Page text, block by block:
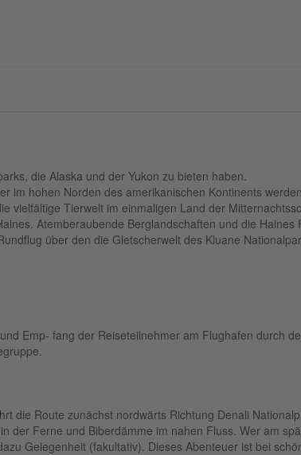
die Alaska und der Yukon zu bieten haben.
im hohen Norden des amerikanischen Kontinents
vielfältige Tierwelt im einmaligen Land der
Atemberaubende Berglandschaften und die Haines
über den die Gletscherwelt des Kluane
Emp- fang der Reiseteilnehmer am Flughafen durch
die Route zunächst nordwärts Richtung Denali
der Ferne und Biberdämme im nahen Fluss. Wer am
Gelegenheit (fakultativ). Dieses Abenteuer ist bei